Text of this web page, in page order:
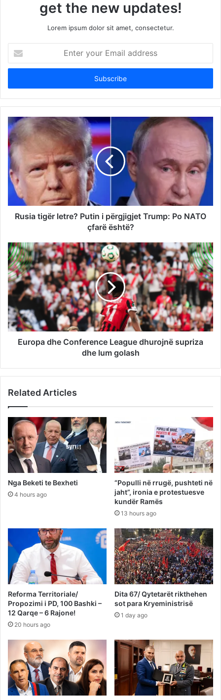
get the new updates!
Lorem ipsum dolor sit amet, consectetur.
your
Email
Rusia tigër letre? Putin i përgjigjet Trump: Po NATO
çfarë është?
Europa dhe Conference League dhurojnë supriza
dhe lum golash
Related Articles
Nga Beketi te Bexheti
4 hours ago
“Populli në rrugë, pushteti në
jaht”, ironia e protestuesve
kundër Ramës
13 hours ago
Reforma Territoriale/
Propozimi i PD, 100 Bashki –
12 Qarqe – 6 Rajone!
20 hours ago
Dita 67/ Qytetarët rikthehen
sot para Kryeministrisë
1 day ago